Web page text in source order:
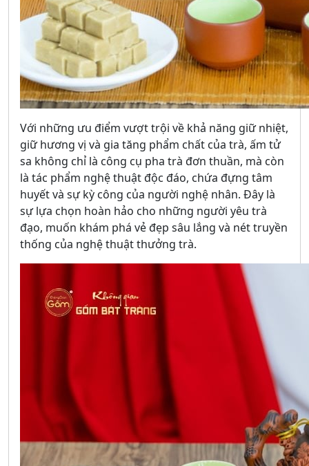
Với những ưu điểm vượt trội về khả năng giữ nhiệt,
giữ hương vị và gia tăng phẩm chất của trà, ấm tử
sa không chỉ là công cụ pha trà đơn thuần, mà còn
là tác phẩm nghệ thuật độc đáo, chứa đựng tâm
huyết và sự kỳ công của người nghệ nhân. Đây là
sự lựa chọn hoàn hảo cho những người yêu trà
đạo, muốn khám phá vẻ đẹp sâu lắng và nét truyền
thống của nghệ thuật thưởng trà.